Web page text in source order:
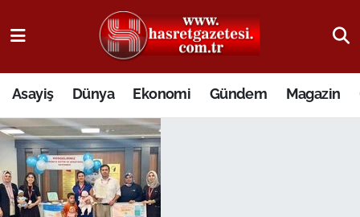
Asayiş Dünya Ekonomi Gündem Magazin
Osmaniye Nöbetçi Eczaneler
Osmaniye Hava Durumu
Osmaniye Trafik Yoğunluk Haritası
Süper Lig Puan Durumu ve Fikstür